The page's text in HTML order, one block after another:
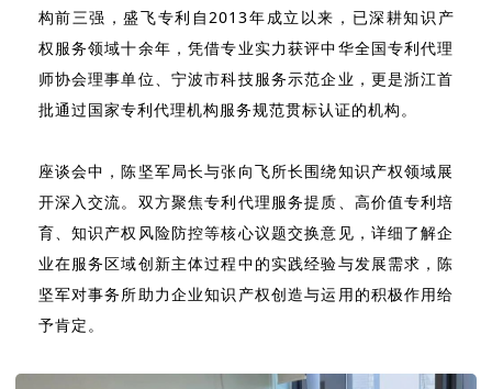
构前三强，盛飞专利自2013年成立以来，已深耕知识产
权服务领域十余年，凭借专业实力获评中华全国专利代理
师协会理事单位、宁波市科技服务示范企业，更是浙江首
批通过国家专利代理机构服务规范贯标认证的机构。
座谈会中，陈坚军局长与张向飞所长围绕知识产权领域展
开深入交流。双方聚焦专利代理服务提质、高价值专利培
育、知识产权风险防控等核心议题交换意见，详细了解企
业在服务区域创新主体过程中的实践经验与发展需求，陈
坚军对事务所助力企业知识产权创造与运用的积极作用给
予肯定。